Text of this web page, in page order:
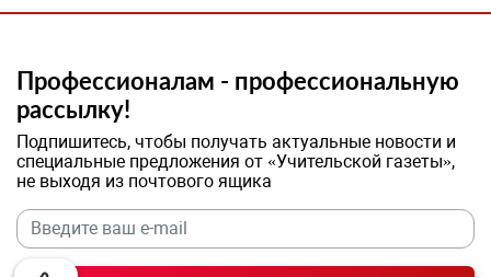
Профессионалам - профессиональную
рассылку!
Подпишитесь, чтобы получать актуальные новости и
специальные предложения от «Учительской газеты»,
не выходя из почтового ящика